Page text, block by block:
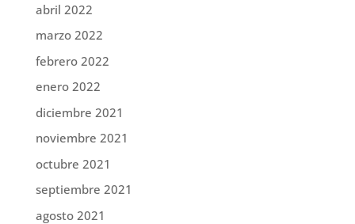
abril 2022
marzo 2022
febrero 2022
enero 2022
diciembre 2021
noviembre 2021
octubre 2021
septiembre 2021
agosto 2021